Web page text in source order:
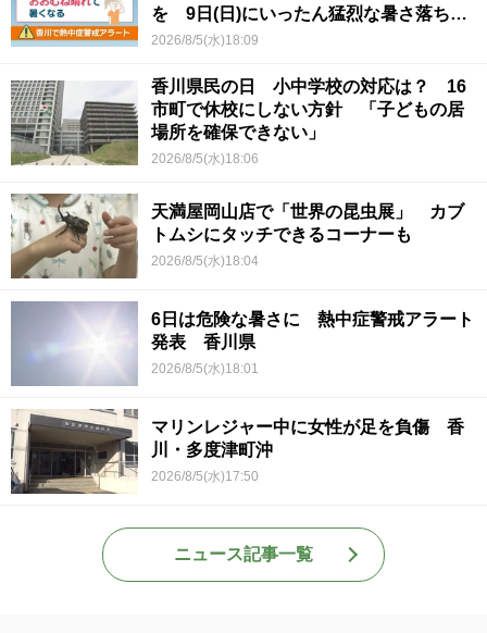
を 9日(日)にいったん猛烈な暑さ落ち着
くか
2026/8/5(水)18:09
香川県民の日 小中学校の対応は？ 16
市町で休校にしない方針 「子どもの居
場所を確保できない」
2026/8/5(水)18:06
天満屋岡山店で「世界の昆虫展」 カブ
トムシにタッチできるコーナーも
2026/8/5(水)18:04
6日は危険な暑さに 熱中症警戒アラート
発表 香川県
2026/8/5(水)18:01
マリンレジャー中に女性が足を負傷 香
川・多度津町沖
2026/8/5(水)17:50
ニュース記事一覧